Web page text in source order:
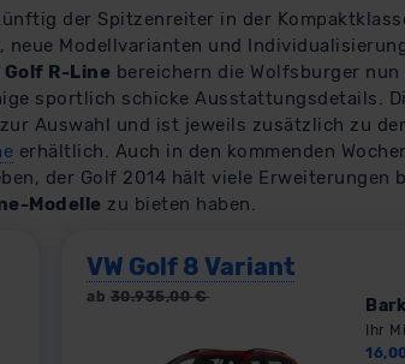
der Spitzenreiter in der
neue Modellvarianten und
Golf R-Line bereichern die Wolfsburger
sportlich schicke Ausstattungsdetails.
Auswahl und ist jeweils zusätzlich zu
erhältlich. Auch in den kommenden
der Golf 2014 hält viele Erweiterungen
Modelle zu bieten haben.
VW Golf 8 Variant
ab 30.935,00€
Ihr